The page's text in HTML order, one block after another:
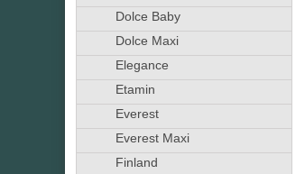
Dolce Baby
Dolce Maxi
Elegance
Etamin
Everest
Everest Maxi
Finland